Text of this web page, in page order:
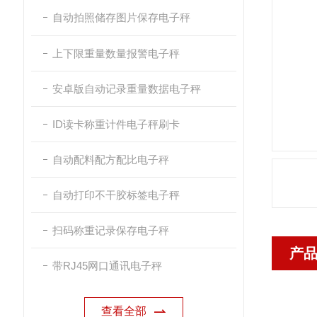
自动拍照储存图片保存电子秤
上下限重量数量报警电子秤
安卓版自动记录重量数据电子秤
ID读卡称重计件电子秤刷卡
自动配料配方配比电子秤
自动打印不干胶标签电子秤
扫码称重记录保存电子秤
带RJ45网口通讯电子秤
查看全部
产